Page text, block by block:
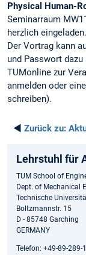
Physical Human-
Seminarraum
herzlich eingeladen.
Der Vortrag kann
und Passwort
TUMonline zur
anmelden oder
schreiben).
◄ Zurück zu:
Lehrstuhl für
TUM School of
Dept. of Mechanical
Technische
Boltzmannstr. 15
D - 85748 Garching
GERMANY
Telefon: +49-89-289-